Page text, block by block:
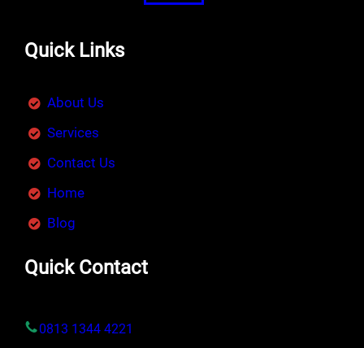
Quick Links
About Us
Services
Contact Us
Home
Blog
Quick Contact
0813 1344 4221